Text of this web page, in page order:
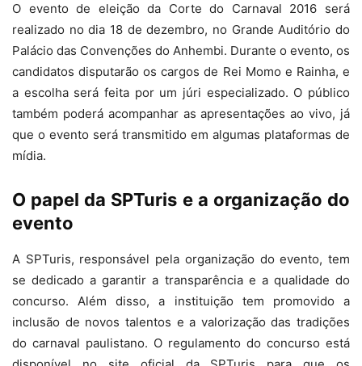
O evento de eleição da Corte do Carnaval 2016 será
realizado no dia 18 de dezembro, no Grande Auditório do
Palácio das Convenções do Anhembi. Durante o evento, os
candidatos disputarão os cargos de Rei Momo e Rainha, e
a escolha será feita por um júri especializado. O público
também poderá acompanhar as apresentações ao vivo, já
que o evento será transmitido em algumas plataformas de
mídia.
O papel da SPTuris e a organização do
evento
A SPTuris, responsável pela organização do evento, tem
se dedicado a garantir a transparência e a qualidade do
concurso. Além disso, a instituição tem promovido a
inclusão de novos talentos e a valorização das tradições
do carnaval paulistano. O regulamento do concurso está